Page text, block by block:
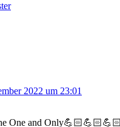
2022 um 23:01
One and Only💪🏻💪🏻💪🏻